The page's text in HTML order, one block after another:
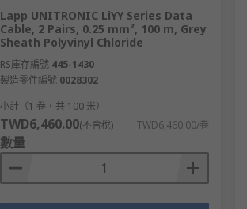
Lapp UNITRONIC LiYY Series Data
Cable, 2 Pairs, 0.25 mm², 100 m, Grey
Sheath Polyvinyl Chloride
RS庫存編號 445-1430
製造零件編號 0028302
小計（1 卷，共 100 米）
TWD6,460.00(不含稅) TWD6,460.00/卷
數量